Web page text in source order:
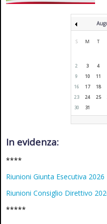
S M T
2
3 4
9
10 11
16
17 18
23
24 25
30
31
In evidenza:
****
Riunioni Giunta Esecutiva 2026
Riunioni Consiglio Direttivo
*****